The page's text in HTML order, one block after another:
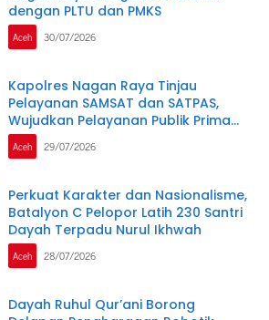
dengan PLTU dan PMKS
Aceh 30/07/2026
Kapolres Nagan Raya Tinjau
Pelayanan SAMSAT dan SATPAS,
Wujudkan Pelayanan Publik Prima
Melalui Program Commander Wish
Kapolda Aceh
Aceh 29/07/2026
Perkuat Karakter dan Nasionalisme,
Batalyon C Pelopor Latih 230 Santri
Dayah Terpadu Nurul Ikhwah
Aceh 28/07/2026
Dayah Ruhul Qur’ani Borong